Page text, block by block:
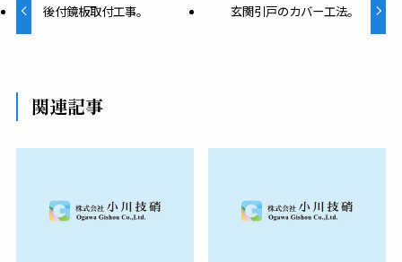
後付鏡板取付工事。 玄関引戸のカバー工法。
関連記事